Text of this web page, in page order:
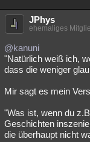
JPhys
ehemaliges
@kanuni
"Natürlich weiß ich,
dass die weniger
Mir sagt es mein
"Was ist, wenn du
Geschichten
die überhaupt nicht